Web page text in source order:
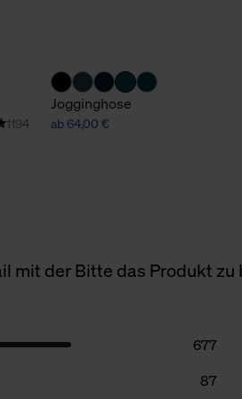
1194
Jogginghose
ab 64,00 €
mit der Bitte das Produkt zu
677
87